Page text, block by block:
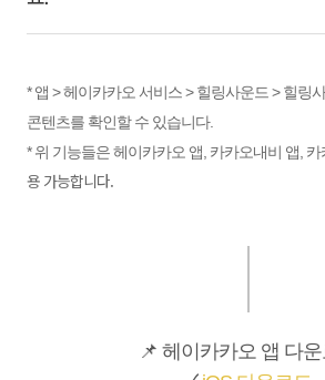
* 앱 > 헤이카카오 서비스 > 힐링사운드 > 힐링
콘텐츠를 확인할 수 있습니다.
* 위 기능들은 헤이카카오 앱, 카카오내비 앱,
용 가능합니다.
📌 헤이카카오 앱 다